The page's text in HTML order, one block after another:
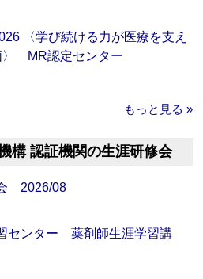
〈学び続ける力が医療を支え
〉 MR認定センター
もっと見る »
構 認証機関の生涯研修会
2026/08
センター 薬剤師生涯学習講